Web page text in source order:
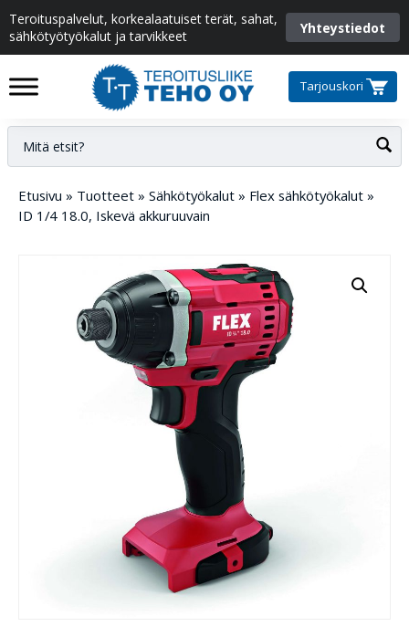
Teroituspalvelut, korkealaatuiset terät, sahat,
sähkötyötyökalut ja tarvikkeet
Yhteystiedot
Tarjouskori
Etusivu » Tuotteet » Sähkötyökalut » Flex sähkötyökalut »
ID 1/4 18.0, Iskevä akkuruuvain